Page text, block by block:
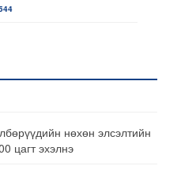
нөхөн элсэлтийн
цагт эхэлнэ